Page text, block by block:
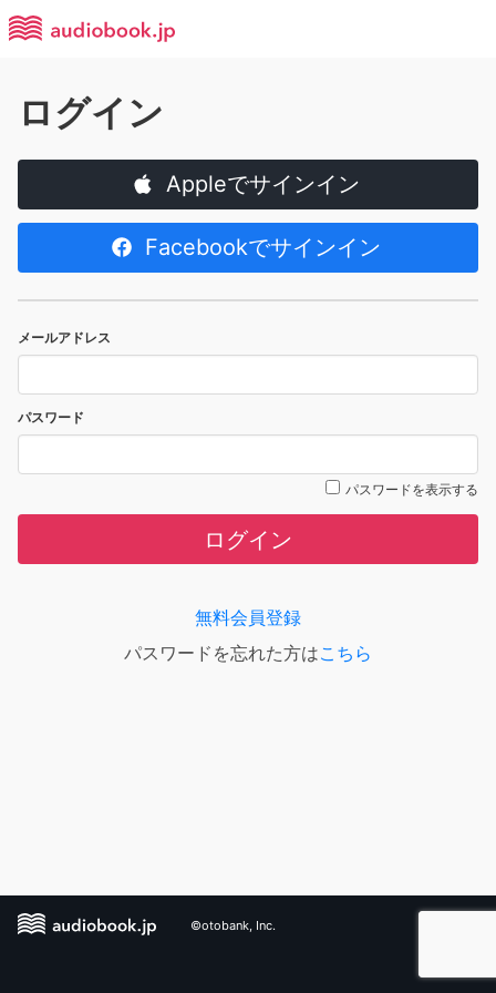
ログイン
Appleでサインイン
Facebookでサインイン
メールアドレス
パスワード
パスワードを表示する
ログイン
無料会員登録
パスワードを忘れた方はこちら
©otobank, Inc.